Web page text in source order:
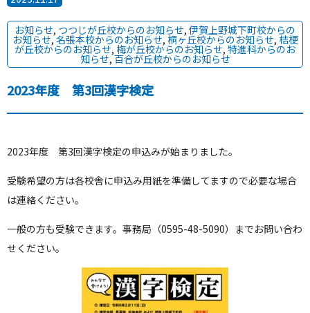
お知らせ, つつじが丘校からのお知らせ, 伊賀上野城下町校からの
お知らせ,名張本校からのお知らせ, 桐ヶ丘校からのお知らせ, 桔梗
が丘校からのお知らせ, 梅が丘校からのお知らせ, 特進科からのお
知らせ,百合が丘校からのお知らせ
2023年度 第3回漢字検定
2023年度 第3回漢字検定の申込みが始まりました。
受験希望の方は各校舎に申込み用紙を準備してますので必要な場合
は連絡ください。
一般の方も受験できます。事務局（0595-48-5090）までお問い合わ
せください。